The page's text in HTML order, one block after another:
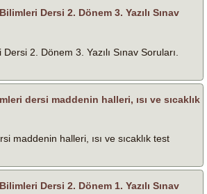
Dersi 2. Dönem 3. Yazılı Sınav
2. Dönem 3. Yazılı Sınav Soruları.
dersi maddenin halleri, ısı ve sıcaklık
maddenin halleri, ısı ve sıcaklık test
Dersi 2. Dönem 1. Yazılı Sınav